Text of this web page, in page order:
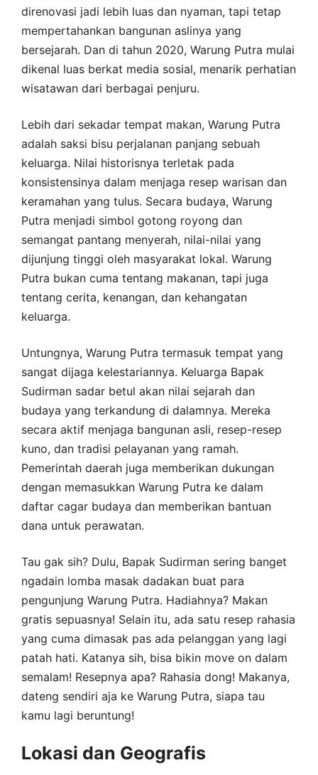
direnovasi jadi lebih luas dan nyaman, tapi tetap
mempertahankan bangunan aslinya yang
bersejarah. Dan di tahun 2020, Warung Putra mulai
dikenal luas berkat media sosial, menarik perhatian
wisatawan dari berbagai penjuru.
Lebih dari sekadar tempat makan, Warung Putra
adalah saksi bisu perjalanan panjang sebuah
keluarga. Nilai historisnya terletak pada
konsistensinya dalam menjaga resep warisan dan
keramahan yang tulus. Secara budaya, Warung
Putra menjadi simbol gotong royong dan
semangat pantang menyerah, nilai-nilai yang
dijunjung tinggi oleh masyarakat lokal. Warung
Putra bukan cuma tentang makanan, tapi juga
tentang cerita, kenangan, dan kehangatan
keluarga.
Untungnya, Warung Putra termasuk tempat yang
sangat dijaga kelestariannya. Keluarga Bapak
Sudirman sadar betul akan nilai sejarah dan
budaya yang terkandung di dalamnya. Mereka
secara aktif menjaga bangunan asli, resep-resep
kuno, dan tradisi pelayanan yang ramah.
Pemerintah daerah juga memberikan dukungan
dengan memasukkan Warung Putra ke dalam
daftar cagar budaya dan memberikan bantuan
dana untuk perawatan.
Tau gak sih? Dulu, Bapak Sudirman sering banget
ngadain lomba masak dadakan buat para
pengunjung Warung Putra. Hadiahnya? Makan
gratis sepuasnya! Selain itu, ada satu resep rahasia
yang cuma dimasak pas ada pelanggan yang lagi
patah hati. Katanya sih, bisa bikin move on dalam
semalam! Resepnya apa? Rahasia dong! Makanya,
dateng sendiri aja ke Warung Putra, siapa tau
kamu lagi beruntung!
Lokasi dan Geografis